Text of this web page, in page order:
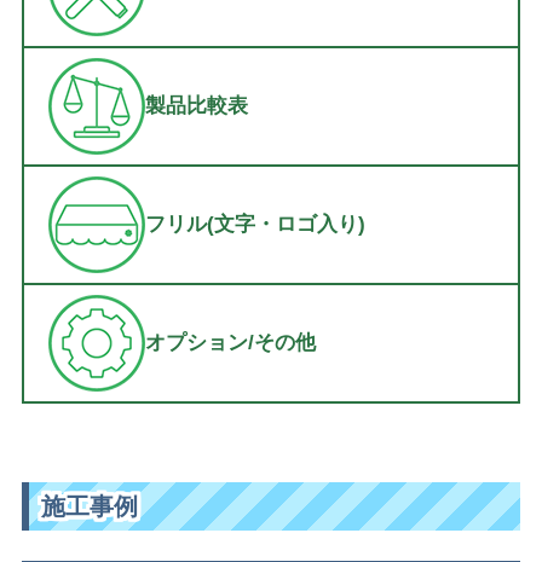
製品比較表
フリル(文字・ロゴ入り)
オプション/その他
施工事例